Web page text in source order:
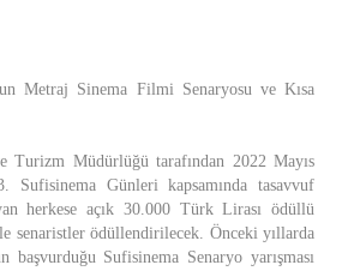
Metraj Sinema Filmi Senaryosu ve Kısa
Müdürlüğü tarafından 2022 Mayıs
Sufisinema Günleri kapsamında tasavvuf
herkese açık 30.000 Türk Lirası ödüllü
senaristler ödüllendirilecek. Önceki yıllarda
başvurduğu Sufisinema Senaryo yarışması